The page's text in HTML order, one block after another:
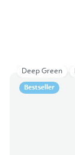
Bestseller
Deep Green